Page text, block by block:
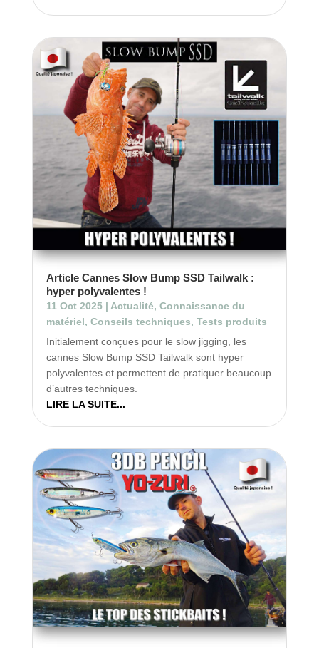
Article Cannes Slow Bump SSD Tailwalk :
hyper polyvalentes !
11 Oct 2025| Actualité, Connaissance du
matériel, Conseils techniques, Tests produits
Initialement conçues pour le slow jigging, les
cannes Slow Bump SSD Tailwalk sont hyper
polyvalentes et permettent de pratiquer beaucoup
d’autres techniques.
LIRE LA SUITE...